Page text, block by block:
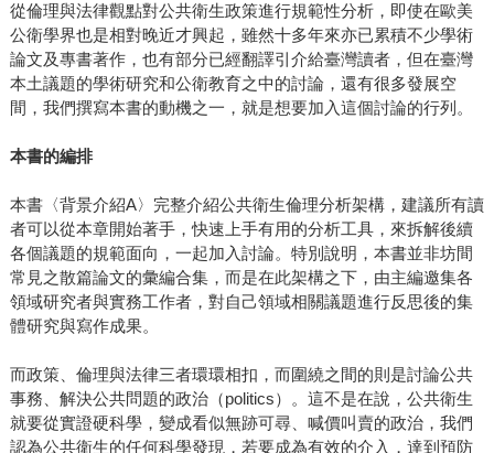
從倫理與法律觀點對公共衛生政策進行規範性分析，即使在歐美
公衛學界也是相對晚近才興起，雖然十多年來亦已累積不少學術
論文及專書著作，也有部分已經翻譯引介給臺灣讀者，但在臺灣
本土議題的學術研究和公衛教育之中的討論，還有很多發展空
間，我們撰寫本書的動機之一，就是想要加入這個討論的行列。
本書的編排
本書〈背景介紹A〉完整介紹公共衛生倫理分析架構，建議所有讀
者可以從本章開始著手，快速上手有用的分析工具，來拆解後續
各個議題的規範面向，一起加入討論。特別說明，本書並非坊間
常見之散篇論文的彙編合集，而是在此架構之下，由主編邀集各
領域研究者與實務工作者，對自己領域相關議題進行反思後的集
體研究與寫作成果。
而政策、倫理與法律三者環環相扣，而圍繞之間的則是討論公共
事務、解決公共問題的政治（politics）。這不是在說，公共衛生
就要從實證硬科學，變成看似無跡可尋、喊價叫賣的政治，我們
認為公共衛生的任何科學發現，若要成為有效的介入，達到預防